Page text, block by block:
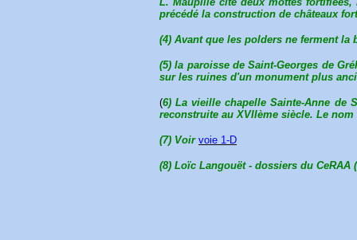
précédé la construction de châteaux
(4) Avant que les polders ne ferment la
(5) la paroisse de Saint-Georges de
sur les ruines d'un monument plus
(6) La vieille chapelle Sainte-Anne de
reconstruite au XVIIème siècle. Le
(7) Voir voie 1-D
(8) Loïc Langouët - dossiers du CeRAA